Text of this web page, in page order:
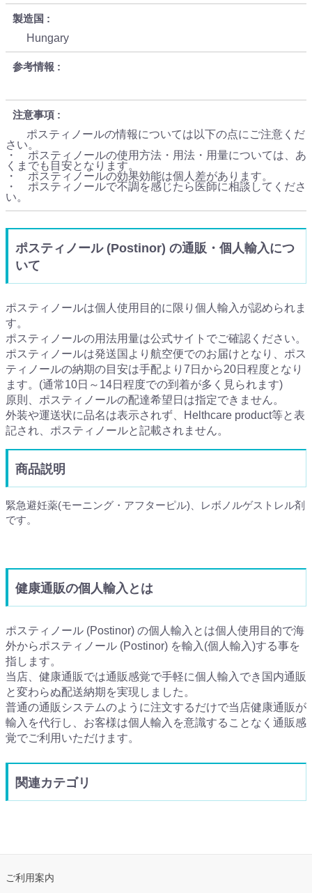
製造国
Hungary
参考情報
注意事項
ポスティノールの情報については以下の点にご注意くだ
さい。
・ ポスティノールの使用方法・用法・用量については、あ
くまでも目安となります。
・ ポスティノールの効果効能は個人差があります。
・ ポスティノールで不調を感じたら医師に相談してくださ
い。
ポスティノール (Postinor) の通販・個人輸入につ
いて
ポスティノールは個人使用目的に限り個人輸入が認められま
す。
ポスティノールの用法用量は公式サイトでご確認ください。
ポスティノールは発送国より航空便でのお届けとなり、ポス
ティノールの納期の目安は手配より7日から20日程度となり
ます。(通常10日～14日程度での到着が多く見られます)
原則、ポスティノールの配達希望日は指定できません。
外装や運送状に品名は表示されず、Helthcare product等と表
記され、ポスティノールと記載されません。
商品説明
緊急避妊薬(モーニング・アフターピル)、レボノルゲストレル剤
です。
健康通販の個人輸入とは
ポスティノール (Postinor) の個人輸入とは個人使用目的で海
外からポスティノール (Postinor) を輸入(個人輸入)する事を
指します。
当店、健康通販では通販感覚で手軽に個人輸入でき国内通販
と変わらぬ配送納期を実現しました。
普通の通販システムのように注文するだけで当店健康通販が
輸入を代行し、お客様は個人輸入を意識することなく通販感
覚でご利用いただけます。
関連カテゴリ
ご利用案内